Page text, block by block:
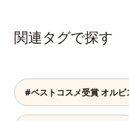
関連タグで探す
#ベストコスメ受賞 オルビ